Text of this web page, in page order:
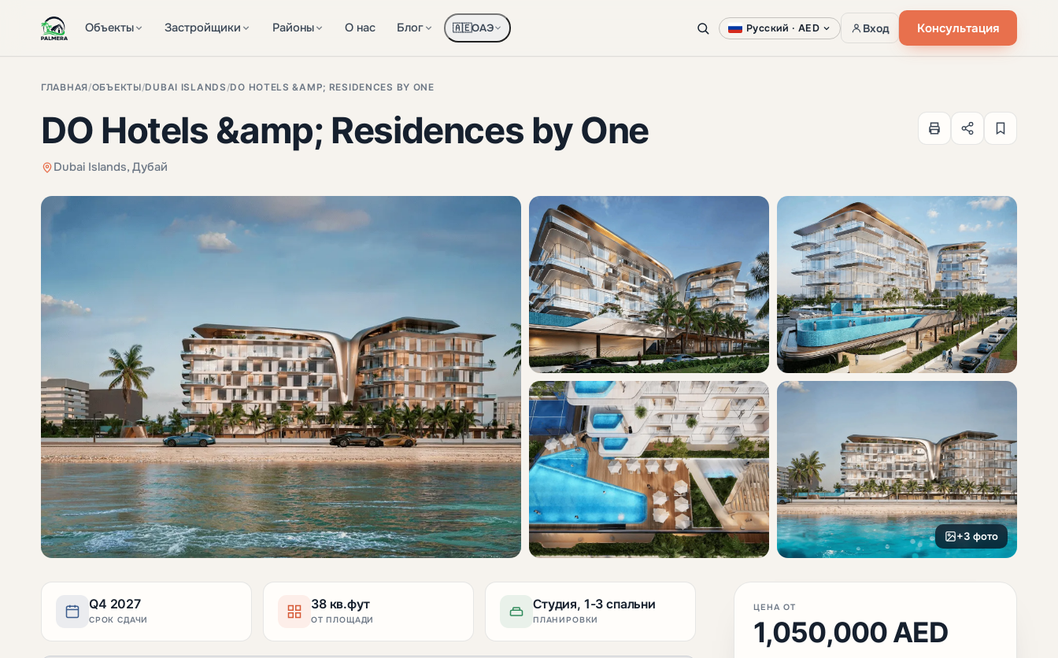
Объекты Застройщики Районы О нас Блог 🇦🇪ОАЭ Русский · AED Вход Консультация
ГЛАВНАЯ /ОБЪЕКТЫ/DUBAI ISLANDS /DO HOTELS &AMP; RESIDENCES BY ONE
DO Hotels &amp; Residences by One
Dubai Islands, Дубай
+3 фото
Q4 2027
СРОК СДАЧИ
38 кв.фут
ОТ ПЛОЩАДИ
Студия, 1-3 спальни
ПЛАНИРОВКИ
ЦЕНА ОТ
1,050,000 AED